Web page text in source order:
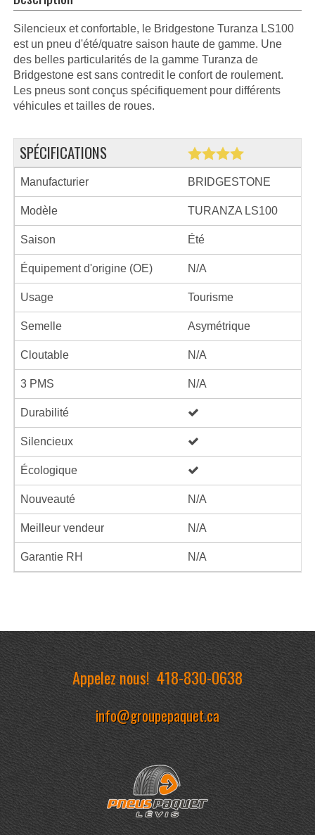
Silencieux et confortable, le Bridgestone Turanza LS100
est un pneu d'été/quatre saison haute de gamme. Une
des belles particularités de la gamme Turanza de
Bridgestone est sans contredit le confort de roulement.
Les pneus sont conçus spécifiquement pour différents
véhicules et tailles de roues.
SPÉCIFICATIONS
Manufacturier BRIDGESTONE
Modèle TURANZA LS100
Saison Été
Équipement d'origine (OE) N/A
Usage Tourisme
Semelle Asymétrique
Cloutable N/A
3 PMS N/A
Durabilité
Silencieux
Écologique
Nouveauté N/A
Meilleur vendeur N/A
Garantie RH N/A
Appelez nous!418-830-0638
info@groupepaquet.ca